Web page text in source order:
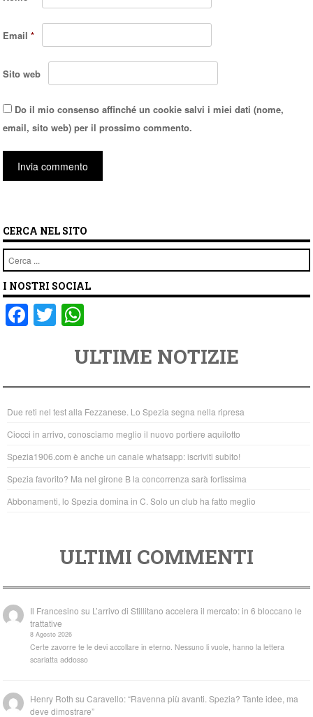
Email*
Sito web
Do il mio consenso affinché un cookie salvi i miei dati (nome,
email, sito web) per il prossimo commento.
CERCA NEL SITO
Cerca
I NOSTRI SOCIAL
F
e
b
o
o
k
T
er
at
s
A
p
p
ULTIME NOTIZIE
Due reti nel test alla Fezzanese. Lo Spezia segna nella ripresa
Ciocci in arrivo, conosciamo meglio il nuovo portiere aquilotto
Spezia1906.com è anche un canale whatsapp: iscriviti subito!
Spezia favorito? Ma nel girone B la concorrenza sarà fortissima
Abbonamenti, lo Spezia domina in C. Solo un club ha fatto meglio
ULTIMI COMMENTI
Il Francesino su L’arrivo di Stillitano accelera il mercato: in 6 bloccano le
trattative
8 Agosto 2026
Certe zavorre te le devi accollare in eterno. Nessuno li vuole, hanno la lettera
scarlatta addosso
Henry Roth suCaravello: “Ravenna più avanti. Spezia? Tante idee, ma
deve dimostrare”